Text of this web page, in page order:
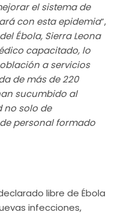
el sistema de
con esta epidemia”,
Ébola, Sierra Leona
capacitado, lo
a servicios
de más de 220
sucumbido al
no solo de
personal formado
libre de Ébola
infecciones,